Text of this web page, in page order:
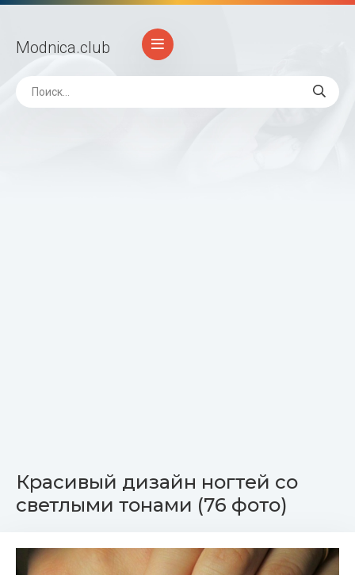
Modnica.club
Красивый дизайн ногтей со
светлыми тонами (76 фото)